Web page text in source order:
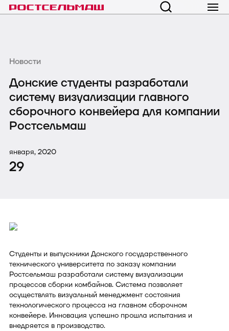
Новости
Донские студенты разработали
систему визуализации главного
сборочного конвейера для компании
Ростсельмаш
января, 2020
29
Студенты и выпускники Донского государственного
технического университета по заказу компании
Ростсельмаш разработали систему визуализации
процессов сборки комбайнов. Система позволяет
осуществлять визуальный менеджмент состояния
технологического процесса на главном сборочном
конвейере. Инновация успешно прошла испытания и
внедряется в производство.